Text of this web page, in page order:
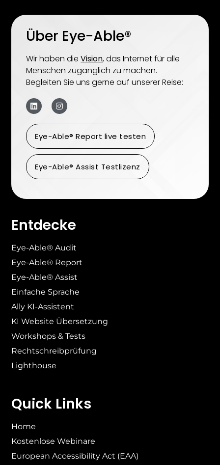
Über Eye-Able®
Wir haben dieVision, das Internet für alle
Menschen zugänglich zu machen.
Begleiten Sie uns gerne auf unserer Reise:
Eye-Able® Report live testen
Eye-Able® Assist Testlizenz
Entdecke
Eye-Able® Audit
Eye-Able® Report
Eye-Able® Assist
Einfache Sprache
Ally KI-Assistent
KI Website Übersetzung
Workshops & Tests
Rechtschreibprüfung
Lighthouse
Quick Links
Home
Kostenlose Webinare
European Accessibility Act (EAA)